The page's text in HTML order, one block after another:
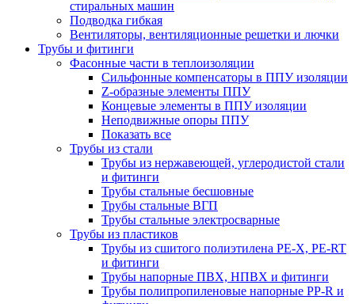
стиральных машин
Подводка гибкая
Вентиляторы, вентиляционные решетки и лючки
Трубы и фитинги
Фасонные части в теплоизоляции
Cильфонные компенсаторы в ППУ изоляции
Z-образные элементы ППУ
Концевые элементы в ППУ изоляции
Неподвижные опоры ППУ
Показать все
Трубы из стали
Трубы из нержавеющей, углеродистой стали
и фитинги
Трубы стальные бесшовные
Трубы стальные ВГП
Трубы стальные электросварные
Трубы из пластиков
Трубы из сшитого полиэтилена PE-X, PE-RT
и фитинги
Трубы напорные ПВХ, НПВХ и фитинги
Трубы полипропиленовые напорные PP-R и